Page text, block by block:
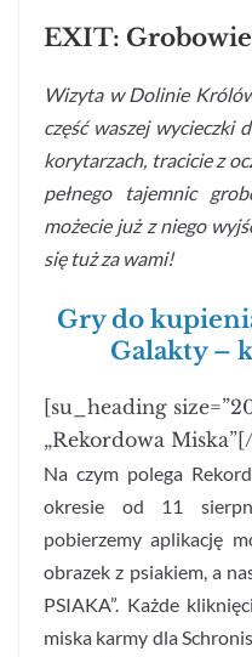
EXIT:
Wizyta w Dolinie
część waszej wycieczki
korytarzach, tracicie z
pełnego tajemnic
możecie już z niego
się tuż za wami!
Gry do
Galakty –
[su_heading
„Rekordowa
Na czym polega
okresie od 11
pobierzemy aplikację
obrazek z psiakiem, a
PSIAKA”. Każde
miska karmy dla